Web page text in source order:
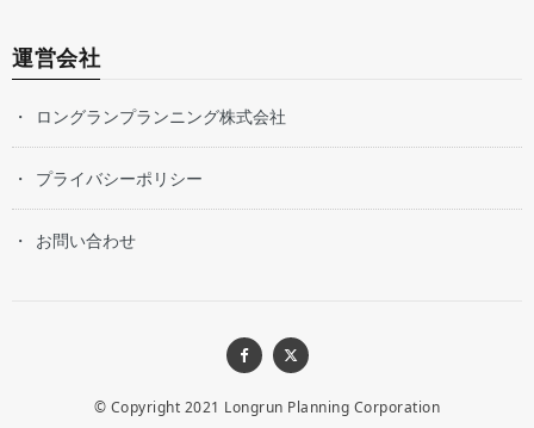
運営会社
ロングランプランニング株式会社
プライバシーポリシー
お問い合わせ
© Copyright 2021 Longrun Planning Corporation